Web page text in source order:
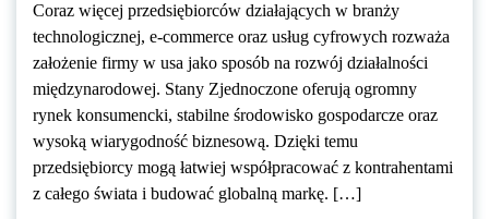
Coraz więcej przedsiębiorców działających w branży
technologicznej, e-commerce oraz usług cyfrowych rozważa
założenie firmy w usa jako sposób na rozwój działalności
międzynarodowej. Stany Zjednoczone oferują ogromny
rynek konsumencki, stabilne środowisko gospodarcze oraz
wysoką wiarygodność biznesową. Dzięki temu
przedsiębiorcy mogą łatwiej współpracować z kontrahentami
z całego świata i budować globalną markę. […]